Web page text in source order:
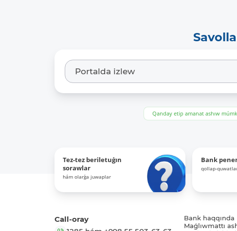
Qanday etip amanat ashıw
Tez-tez beriletuǵın
sorawlar
hám olarǵa juwaplar
Bank
qollap-
Call-oray
Bank haqqında
Maǵlıwmattı